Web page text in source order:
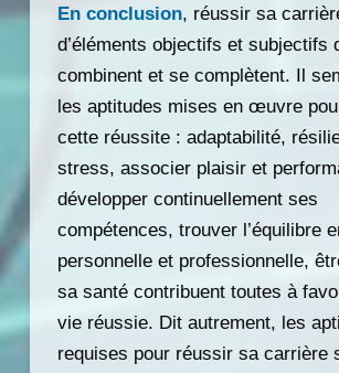
En conclusion, réussir sa
d’éléments objectifs et subjectifs
combinent et se complètent. Il
les aptitudes mises en œuvre
cette réussite : adaptabilité,
stress, associer plaisir et
développer continuellement ses
compétences, trouver l’équilibre
personnelle et professionnelle,
sa santé contribuent toutes à
vie réussie. Dit autrement, les
requises pour réussir sa carrière